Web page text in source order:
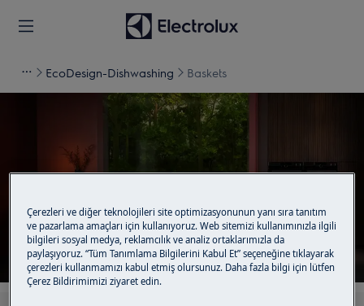
EcoDesign-Dishwashing Baskets
Çerezleri ve diğer teknolojileri site optimizasyonunun yanı sıra tanıtım
ve pazarlama amaçları için kullanıyoruz. Web sitemizi kullanımınızla ilgili
bilgileri sosyal medya, reklamcılık ve analiz ortaklarımızla da
paylaşıyoruz. “Tüm Tanımlama Bilgilerini Kabul Et” seçeneğine tıklayarak
çerezleri kullanmamızı kabul etmiş olursunuz. Daha fazla bilgi için lütfen
Çerez Bildirimimizi ziyaret edin.